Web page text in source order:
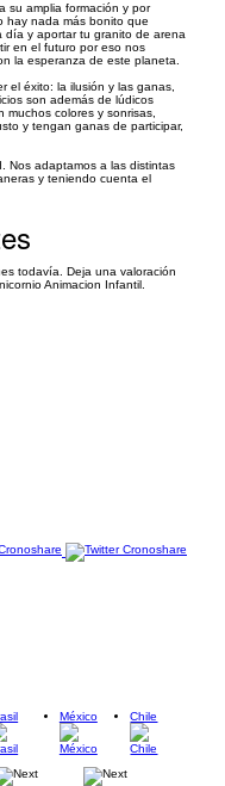
su amplia formación y por
hay nada más bonito que
día y aportar tu granito de arena
en el futuro por eso nos
la esperanza de este planeta.
el éxito: la ilusión y las ganas,
son además de lúdicos
muchos colores y sonrisas,
y tengan ganas de participar,
Nos adaptamos a las distintas
y teniendo cuenta el
todavía. Deja una valoración
Animacion Infantil.
México Chile